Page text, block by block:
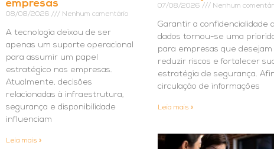
empresas
08/08/2026 Nenhum comentário
A tecnologia deixou de ser
apenas um suporte operacional
para assumir um papel
estratégico nas empresas.
Atualmente, decisões
relacionadas à infraestrutura,
segurança e disponibilidade
influenciam
Leia mais »
07/08/2026 Nenhum
Garantir a confidencialidade
dados tornou-se uma
para empresas que desejam
reduzir riscos e fortalecer
estratégia de segurança.
circulação de informações
Leia mais »